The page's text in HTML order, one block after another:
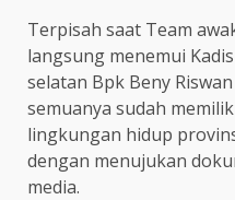
Terpisah saat Team
langsung menemui
selatan Bpk Beny
semuanya sudah
lingkungan hidup
dengan menujukan
media.